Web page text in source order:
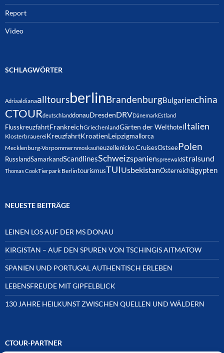
Report
Video
SCHLAGWÖRTER
AdriaaldianaalltoursberlinBrandenburgBulgarienchina
CTOURdeutschlanddonauDresdenDRVDänemarkEstland
FlusskreuzfahrtFrankreichGriechenlandGärten der Welthotel Italien
KlosterbrauereiKreuzfahrtKroatienLeipzigmallorca
Mecklenburg-Vorpommernmoskauneuzellenicko CruisesOstseePolen
RusslandSamarkandScandlinesSchweizspanienspreewaldstralsund
Thomas CookTierpark BerlintourismusTUIUsbekistanÖsterreichägypten
NEUESTE BEITRÄGE
LEINEN LOS AUF DER MS DONAU
KIRGISTAN – AUF DEN SPUREN VON TSCHINGIS AITMATOW
SPANIEN UND PORTUGAL AUTHENTISCH ERLEBEN
LEBENSFREUDE MIT GIPFELBLICK
130 JAHRE HEILKUNST ZWISCHEN QUELLEN UND WÄLDERN
CTOUR-PARTNER